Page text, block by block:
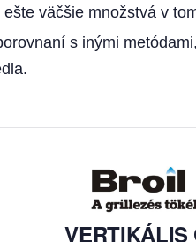
väčšie množstvá v
s inými
VERTIKÁLIS